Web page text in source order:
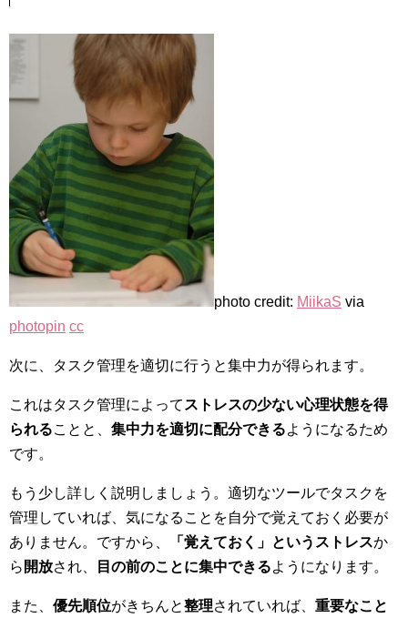
photo credit: MiikaS via
photopin cc
次に、タスク管理を適切に行うと集中力が得られます。
これはタスク管理によって ストレスの少ない心理状態を得
られることと、 集中力を適切に配分できるようになるため
です。
もう少し詳しく説明しましょう。適切なツールでタスクを
管理していれば、気になることを自分で覚えておく必要が
ありません。ですから、
「覚えておく」というストレスか
ら 開放され、 目の前のことに集中できるようになります。
また、 優先順位がきちんと整理されていれば、 重要なこと